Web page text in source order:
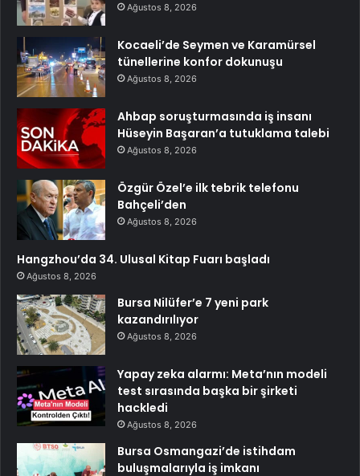
Ağustos 8, 2026
Kocaeli’de Seymen ve Karamürsel
tünellerine konfor dokunuşu
Ağustos 8, 2026
Ahbap soruşturmasında iş insanı
Hüseyin Başaran’a tutuklama talebi
Ağustos 8, 2026
Özgür Özel’e ilk tebrik telefonu
Bahçeli’den
Ağustos 8, 2026
Hangzhou’da 34. Ulusal Kitap Fuarı başladı
Ağustos 8, 2026
Bursa Nilüfer’e 7 yeni park
kazandırılıyor
Ağustos 8, 2026
Yapay zeka alarmı: Meta’nın modeli
test sırasında başka bir şirketi
hackledi
Ağustos 8, 2026
Bursa Osmangazi’de istihdam
buluşmalarıyla iş imkanı